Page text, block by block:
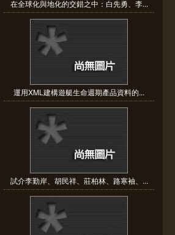
在全球化與地化的交錯之中：白先勇、李...
運用XML建構遊艇生命週期產品資料的...
試介李勤岸、胡民祥、莊柏林、路寒袖、...